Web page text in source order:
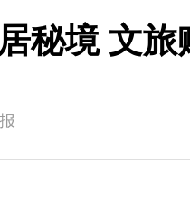
秘境 文旅